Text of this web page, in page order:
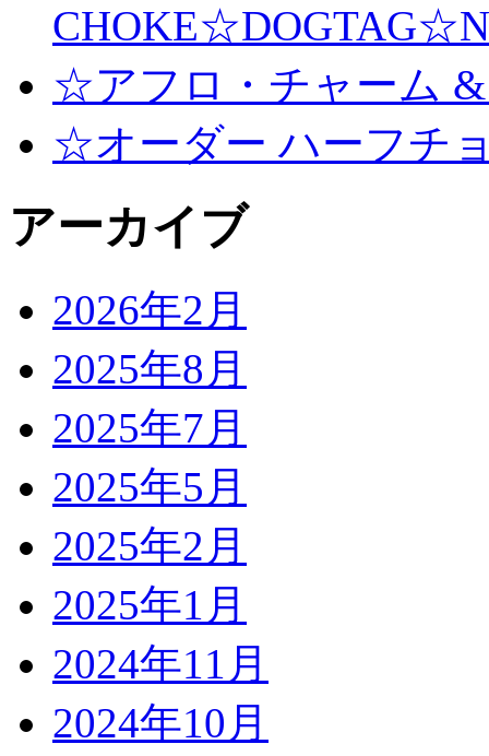
☆アフロ・チャーム
☆オーダー ハーフチ
アーカイブ
2026年2月
2025年8月
2025年7月
2025年5月
2025年2月
2025年1月
2024年11月
2024年10月